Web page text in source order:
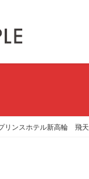
リンスホテル新高輪 飛天